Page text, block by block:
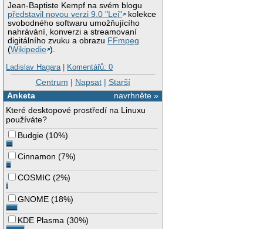
Jean-Baptiste Kempf na svém blogu
představil novou verzi 9.0 "Lei"
kolekce
svobodného softwaru umožňujícího
nahrávání, konverzi a streamovaní
digitálního zvuku a obrazu FFmpeg
(Wikipedie ).
Ladislav Hagara | Komentářů: 0
Centrum | Napsat| Starší
navrhněte »
Anketa
Které desktopové prostředí na Linuxu
používáte?
Budgie (10%)
Cinnamon (7%)
COSMIC (2%)
GNOME (18%)
KDE Plasma (30%)